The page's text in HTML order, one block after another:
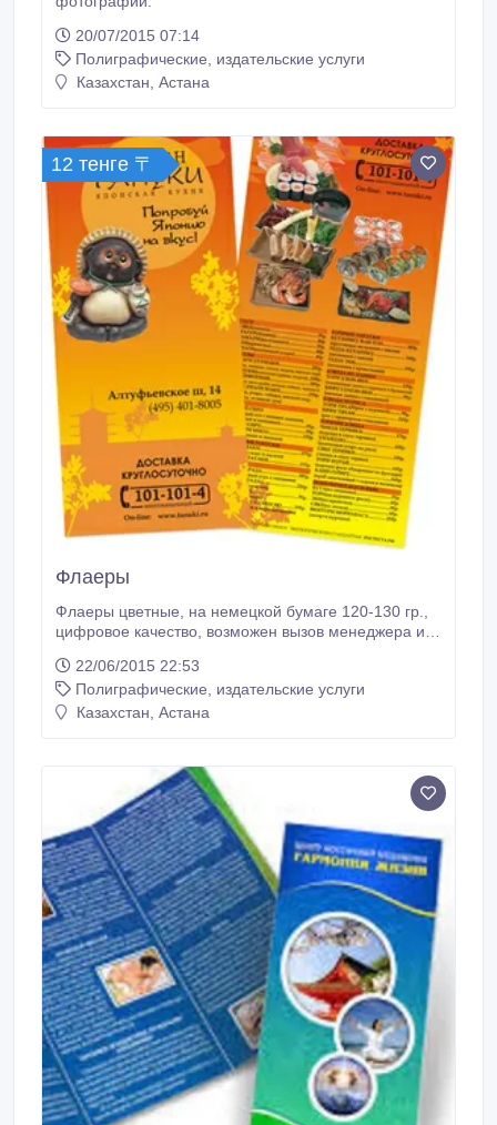
20/07/2015 07:14
Полиграфические, издательские услуги
Казахстан, Астана
12 тенге 〒
Флаеры
Флаеры цветные, на немецкой бумаге 120-130 гр.,
цифровое качество, возможен вызов менеджера и
22/06/2015 22:53
Полиграфические, издательские услуги
Казахстан, Астана